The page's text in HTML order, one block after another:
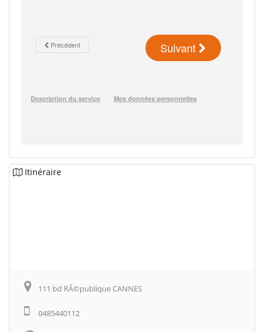
Itinéraire
111 bd RÃ©publique CANNES
0485440112